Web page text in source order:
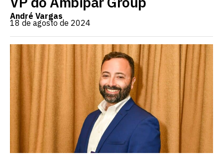
André Vargas
18 de agosto de 2024